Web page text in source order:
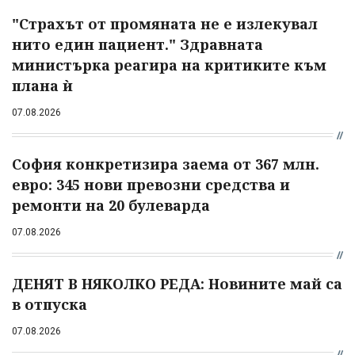
"Страхът от промяната не е излекувал
нито един пациент." Здравната
министърка реагира на критиките към
плана ѝ
07.08.2026
София конкретизира заема от 367 млн.
евро: 345 нови превозни средства и
ремонти на 20 булеварда
07.08.2026
ДЕНЯТ В НЯКОЛКО РЕДА: Новините май са
в отпуска
07.08.2026